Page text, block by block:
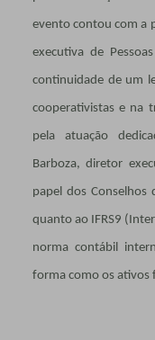
evento contou com a
executiva de
continuidade de um
cooperativistas e na
pela atuação
Barboza, diretor
papel dos Conselhos
quanto ao IFRS9
norma contábil
forma como os ativos